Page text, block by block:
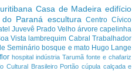
Casa de Madeira edifício
do Paraná escultura Centro Cívico
Juvevê Prado Velho árvore capelinha
Vista lambrequim Cabral Trabalhador
Seminário bosque e mato Hugo Lange
flor hospital indústria Tarumã fonte e chafariz
Cultural Brasileiro Portão cúpula calçada e